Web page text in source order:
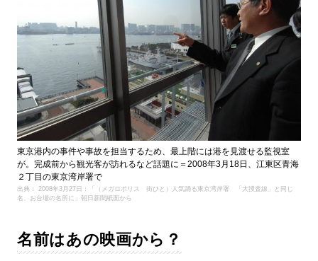
東京港内の事件や事故を担当するため、最上階には港を見渡せる監視室
が。完成前から観光客が訪れるなど話題に＝2008年3月18日、江東区青海
２丁目の東京湾岸署で
出典： 2008年3月27日：「（メガロポリス 街ひと）人気踊る東京湾岸署 「大捜査線」と同じ
名、お台場の名所に」朝日新聞紙面から
名前はあの映画から？